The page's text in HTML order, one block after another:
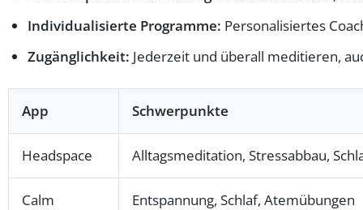
Individualisierte Programme: Personalisiertes
Zugänglichkeit: Jederzeit und überall meditieren,
App Schwerpunkte
Headspace Alltagsmeditation, Stressabbau,
Calm Entspannung, Schlaf, Atemübungen